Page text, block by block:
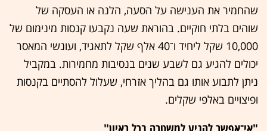
שהחמיר את הענישה על הסעה, הלנה או העסקה של
שוהים בלתי חוקיים. בהוראת שעה נקבעו קנסות מינימום של
10,000 שקל ליחיד ו־40 אלף שקל לתאגיד, ועונשי המאסר
יכולים להגיע גם לשבע שנים בנסיבות מחמירות. במקביל
ניתן לתבוע אותו גם בהליך אזרחי, שעלול להסתיים בקנסות
ופיצויים באלפי שקלים.